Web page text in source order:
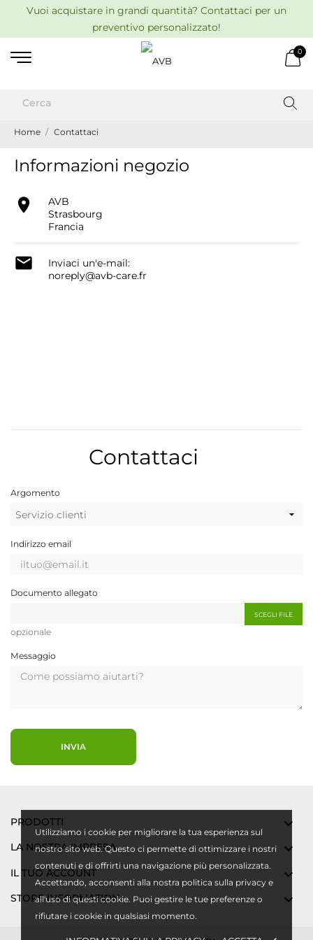
Utilizziamo i cookie per migliorare la tua esperienza sul
nostro sito web. Questo ci permette di ottimizzare i nostri
contenuti e di offrirti una navigazione più personalizzata.
Accettando, acconsenti alla nostra politica sulla privacy e
all'uso di questi cookie. Puoi gestire le tue preferenze o
rifiutare i cookie in qualsiasi momento.
Vuoi acquistare in grandi quantità? Contattaci per un
preventivo personalizzato!
0
Home Contattaci
Informazioni negozio

AVB
Strasbourg
Francia

Inviaci un'e-mail:
noreply@avb-care.fr
Contattaci
Argomento
Indirizzo email
Documento allegato
SCEGLI FILE
opzionale
Messaggio
PRODOTTI 
LA NOSTRA IMPRESA 
IL TUO ACCOUNT 
STORE INFORMATION 